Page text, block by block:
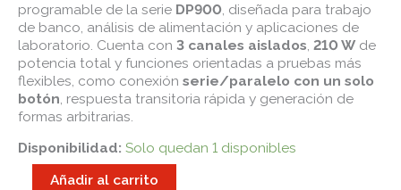
programable de la serie DP900, diseñada para trabajo
de banco, análisis de alimentación y aplicaciones de
laboratorio. Cuenta con 3 canales aislados, 210 W de
potencia total y funciones orientadas a pruebas más
flexibles, como conexión serie/paralelo con un solo
botón, respuesta transitoria rápida y generación de
formas arbitrarias.
Disponibilidad: Solo quedan 1 disponibles
Añadir al carrito